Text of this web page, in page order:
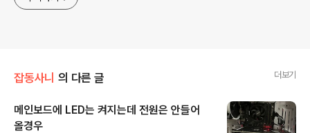
잡동사니 의 다른 글 더보기
메인보드에 LED는 켜지는데 전원은 안들어
올경우